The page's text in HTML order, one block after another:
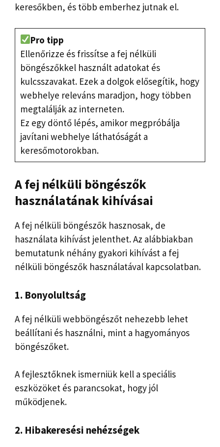
keresőkben, és több emberhez jutnak el.
Pro tipp
Ellenőrizze és frissítse a fej nélküli
böngészőkkel használt adatokat és
kulcsszavakat. Ezek a dolgok elősegítik, hogy
webhelye releváns maradjon, hogy többen
megtalálják az interneten.
Ez egy döntő lépés, amikor megpróbálja
javítani webhelye láthatóságát a
keresőmotorokban.
A fej nélküli böngészők
használatának kihívásai
A fej nélküli böngészők hasznosak, de
használata kihívást jelenthet. Az alábbiakban
bemutatunk néhány gyakori kihívást a fej
nélküli böngészők használatával kapcsolatban.
1. Bonyolultság
A fej nélküli webböngészőt nehezebb lehet
beállítani és használni, mint a hagyományos
böngészőket.
A fejlesztőknek ismerniük kell a speciális
eszközöket és parancsokat, hogy jól
működjenek.
2. Hibakeresési nehézségek